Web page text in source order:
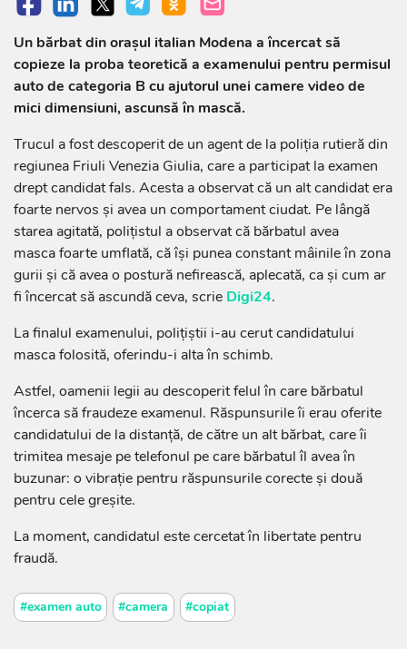
Un bărbat din orașul italian Modena a încercat să
copieze la proba teoretică a examenului pentru permisul
auto de categoria B cu ajutorul unei camere video de
mici dimensiuni, ascunsă în mască.
Trucul a fost descoperit de un agent de la poliția rutieră din
regiunea Friuli Venezia Giulia, care a participat la examen
drept candidat fals. Acesta a observat că un alt candidat era
foarte nervos și avea un comportament ciudat. Pe lângă
starea agitată, polițistul a observat că bărbatul avea
masca foarte umflată, că își punea constant mâinile în zona
gurii și că avea o postură nefirească, aplecată, ca și cum ar
fi încercat să ascundă ceva, scrie Digi24.
La finalul examenului, polițiștii i-au cerut candidatului
masca folosită, oferindu-i alta în schimb.
Astfel, oamenii legii au descoperit felul în care bărbatul
încerca să fraudeze examenul. Răspunsurile îi erau oferite
candidatului de la distanță, de către un alt bărbat, care îi
trimitea mesaje pe telefonul pe care bărbatul îl avea în
buzunar: o vibrație pentru răspunsurile corecte și două
pentru cele greșite.
La moment, candidatul este cercetat în libertate pentru
fraudă.
#examen auto #camera #copiat